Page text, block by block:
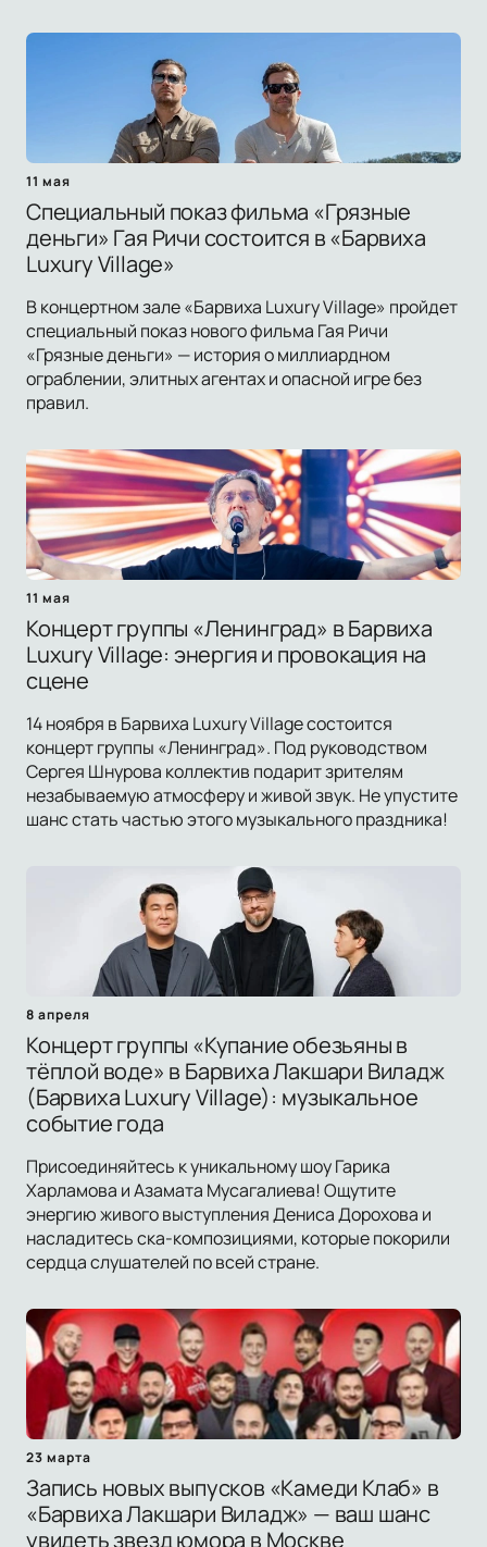
11 мая
Специальный показ фильма «Грязные
деньги» Гая Ричи состоится в «Барвиха
Luxury Village»
В концертном зале «Барвиха Luxury Village» пройдет
специальный показ нового фильма Гая Ричи
«Грязные деньги» — история о миллиардном
ограблении, элитных агентах и опасной игре без
правил.
11 мая
Концерт группы «Ленинград» в Барвиха
Luxury Village: энергия и провокация на
сцене
14 ноября в Барвиха Luxury Village состоится
концерт группы «Ленинград». Под руководством
Сергея Шнурова коллектив подарит зрителям
незабываемую атмосферу и живой звук. Не упустите
шанс стать частью этого музыкального праздника!
8 апреля
Концерт группы «Купание обезьяны в
тёплой воде» в Барвиха Лакшари Виладж
(Барвиха Luxury Village): музыкальное
событие года
Присоединяйтесь к уникальному шоу Гарика
Харламова и Азамата Мусагалиева! Ощутите
энергию живого выступления Дениса Дорохова и
насладитесь ска-композициями, которые покорили
сердца слушателей по всей стране.
23 марта
Запись новых выпусков «Камеди Клаб» в
«Барвиха Лакшари Виладж» — ваш шанс
увидеть звезд юмора в Москве